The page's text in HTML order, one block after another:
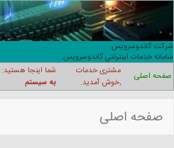
شرکت گاندوسرويس
سامانه خدمات اينترنتي گاندوسرويس
صفحه اصلی
مشتری خدمات
,خوش آمدید.
شما اینجا هستید:
به سیستم
صفحه اصلی